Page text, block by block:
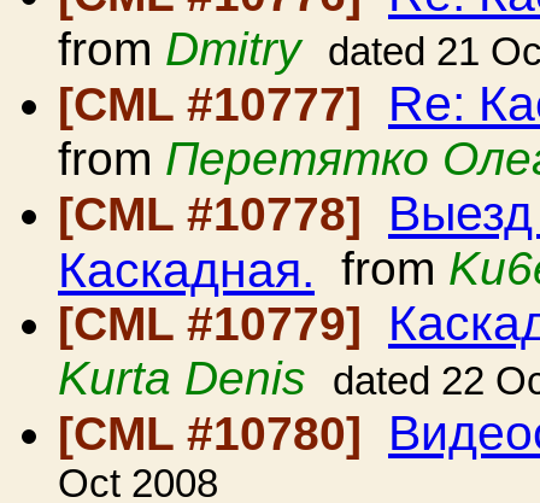
from Dmitry dated 21
[CML #10777] Re:
from Перетятко
[CML #10778]
Каскадная. from
[CML #10779]
Kurta Denis dated 22
[CML #10780]
Oct 2008